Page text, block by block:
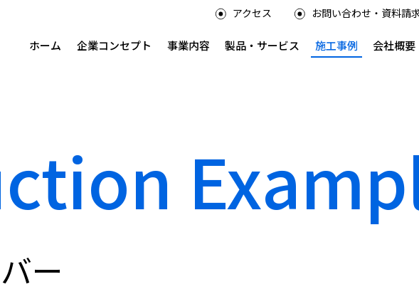
アクセス お問い合わせ・資料請
ホーム 企業コンセプト 事業内容 製品・サービス 施工事例 会社概要
ー